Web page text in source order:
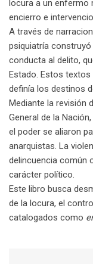
locura a un enfermo
encierro e
A través de
psiquiatría
conducta al delito,
Estado. Estos
definía los destinos
Mediante la revisión
General de la
el poder se aliaron
anarquistas. La
delincuencia común
carácter político.
Este libro busca
de la locura, el
catalogados como